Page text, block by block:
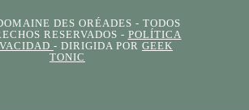
DES ORÉADES - TODOS
RESERVADOS - POLÍTICA
- DIRIGIDA POR GEEK
TONIC